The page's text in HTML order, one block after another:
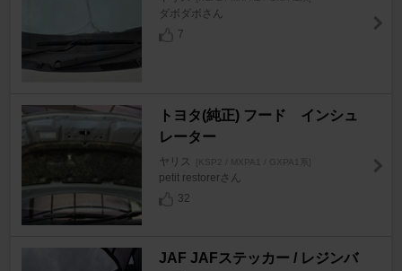
ダボダボさん
7
トヨタ(純正) フード インシュ
レーター
ヤリス [KSP2 / MXPA1 / GXPA1系]
petit restorerさん
32
JAF JAFステッカー / レジンバ